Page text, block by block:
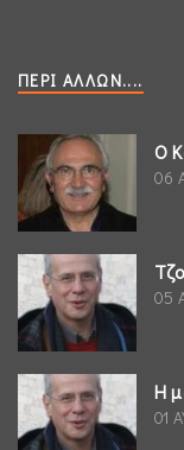
ΠΕΡΊ ΆΛΛΩΝ....
Ο
06
05
Η
01